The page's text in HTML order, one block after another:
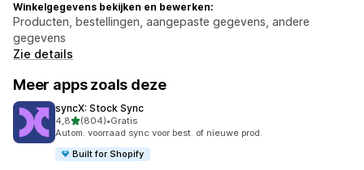
Winkelgegevens bekijken en bewerken:
Producten, bestellingen, aangepaste gegevens, andere
gegevens
Zie details
Meer apps zoals deze
syncX: Stock Sync
4,8van 5 sterren
(804)
804 recensies in totaal
•Gratis
Autom. voorraad sync voor best. of nieuwe prod.
Built for Shopify